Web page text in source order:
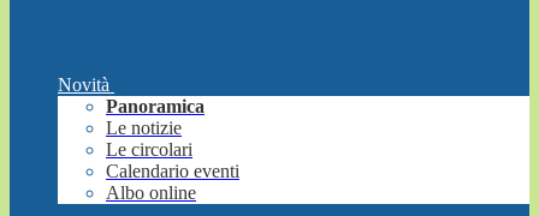
Novità
Panoramica
Le notizie
Le circolari
Calendario eventi
Albo online